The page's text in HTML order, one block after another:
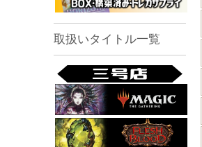
取扱いタイトル一覧